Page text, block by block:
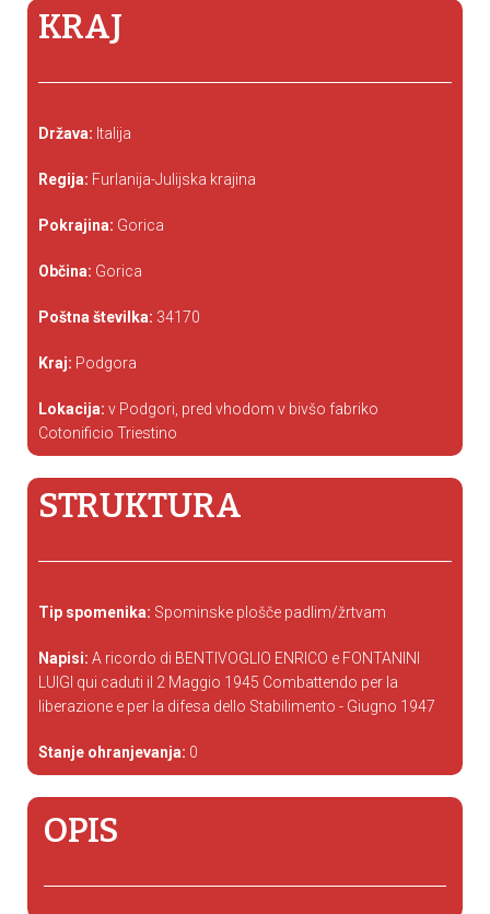
KRAJ
Država: Italija
Regija: Furlanija-Julijska krajina
Pokrajina: Gorica
Občina: Gorica
Poštna številka: 34170
Kraj: Podgora
Lokacija: v Podgori, pred vhodom v bivšo fabriko
Cotonificio Triestino
STRUKTURA
Tip spomenika: Spominske plošče padlim/žrtvam
Napisi: A ricordo di BENTIVOGLIO ENRICO e FONTANINI
LUIGI qui caduti il 2 Maggio 1945 Combattendo per la
liberazione e per la difesa dello Stabilimento - Giugno 1947
Stanje ohranjevanja: 0
OPIS